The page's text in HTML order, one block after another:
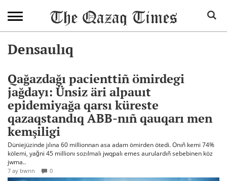
Densaulıq
Qağazdağı pacienttiñ ömirdegi
jağdayı: Ünsiz äri alpauıt
epidemiyağa qarsı küreste
qazaqstandıq ABB-nıñ qauqarı men
kemşiligi
Düniejüzinde jılına 60 millionnan asa adam ömirden ötedi. Onıñ kemi 74%
kölemi, yağni 45 millionı sozılmalı jwqpalı emes aurulardıñ sebebinen köz
jwma..
7 ay bwrın 0